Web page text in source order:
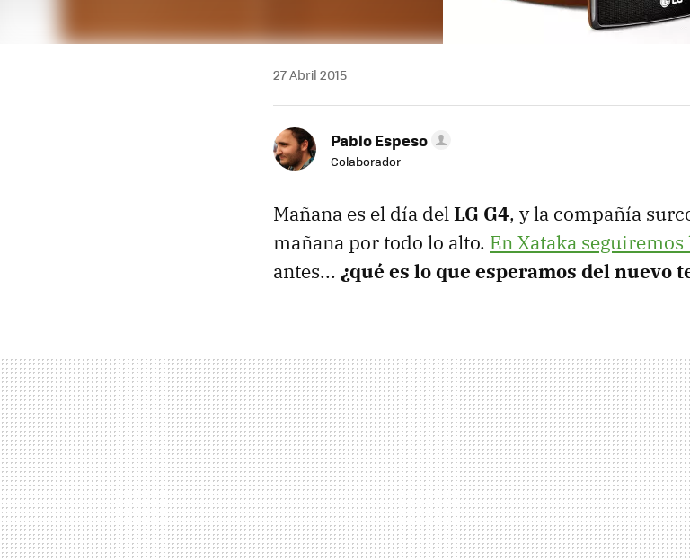
27 Abril 2015
Pablo Espeso
Colaborador
Mañana es el día delLG G4, y la compañía
mañana por todo lo alto. En Xataka
antes... ¿qué es lo que esperamos del nuevo